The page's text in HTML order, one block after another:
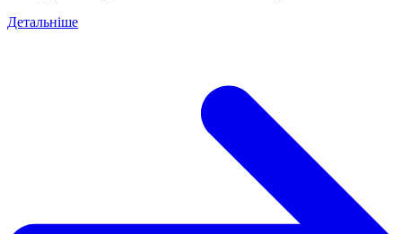
Детальніше